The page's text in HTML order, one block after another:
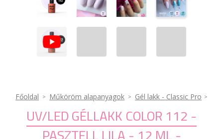
Főoldal Műköröm alapanyagok Gél lakk - Classic Pro
UV/LED GÉLLAKK COLOR 112 -